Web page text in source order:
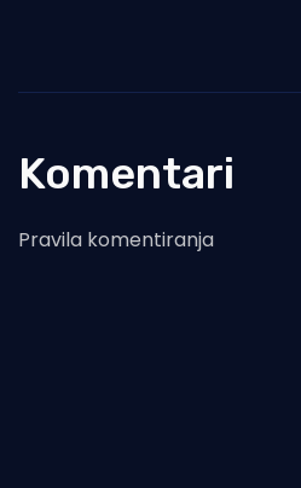
Komentari
Pravila komentiranja